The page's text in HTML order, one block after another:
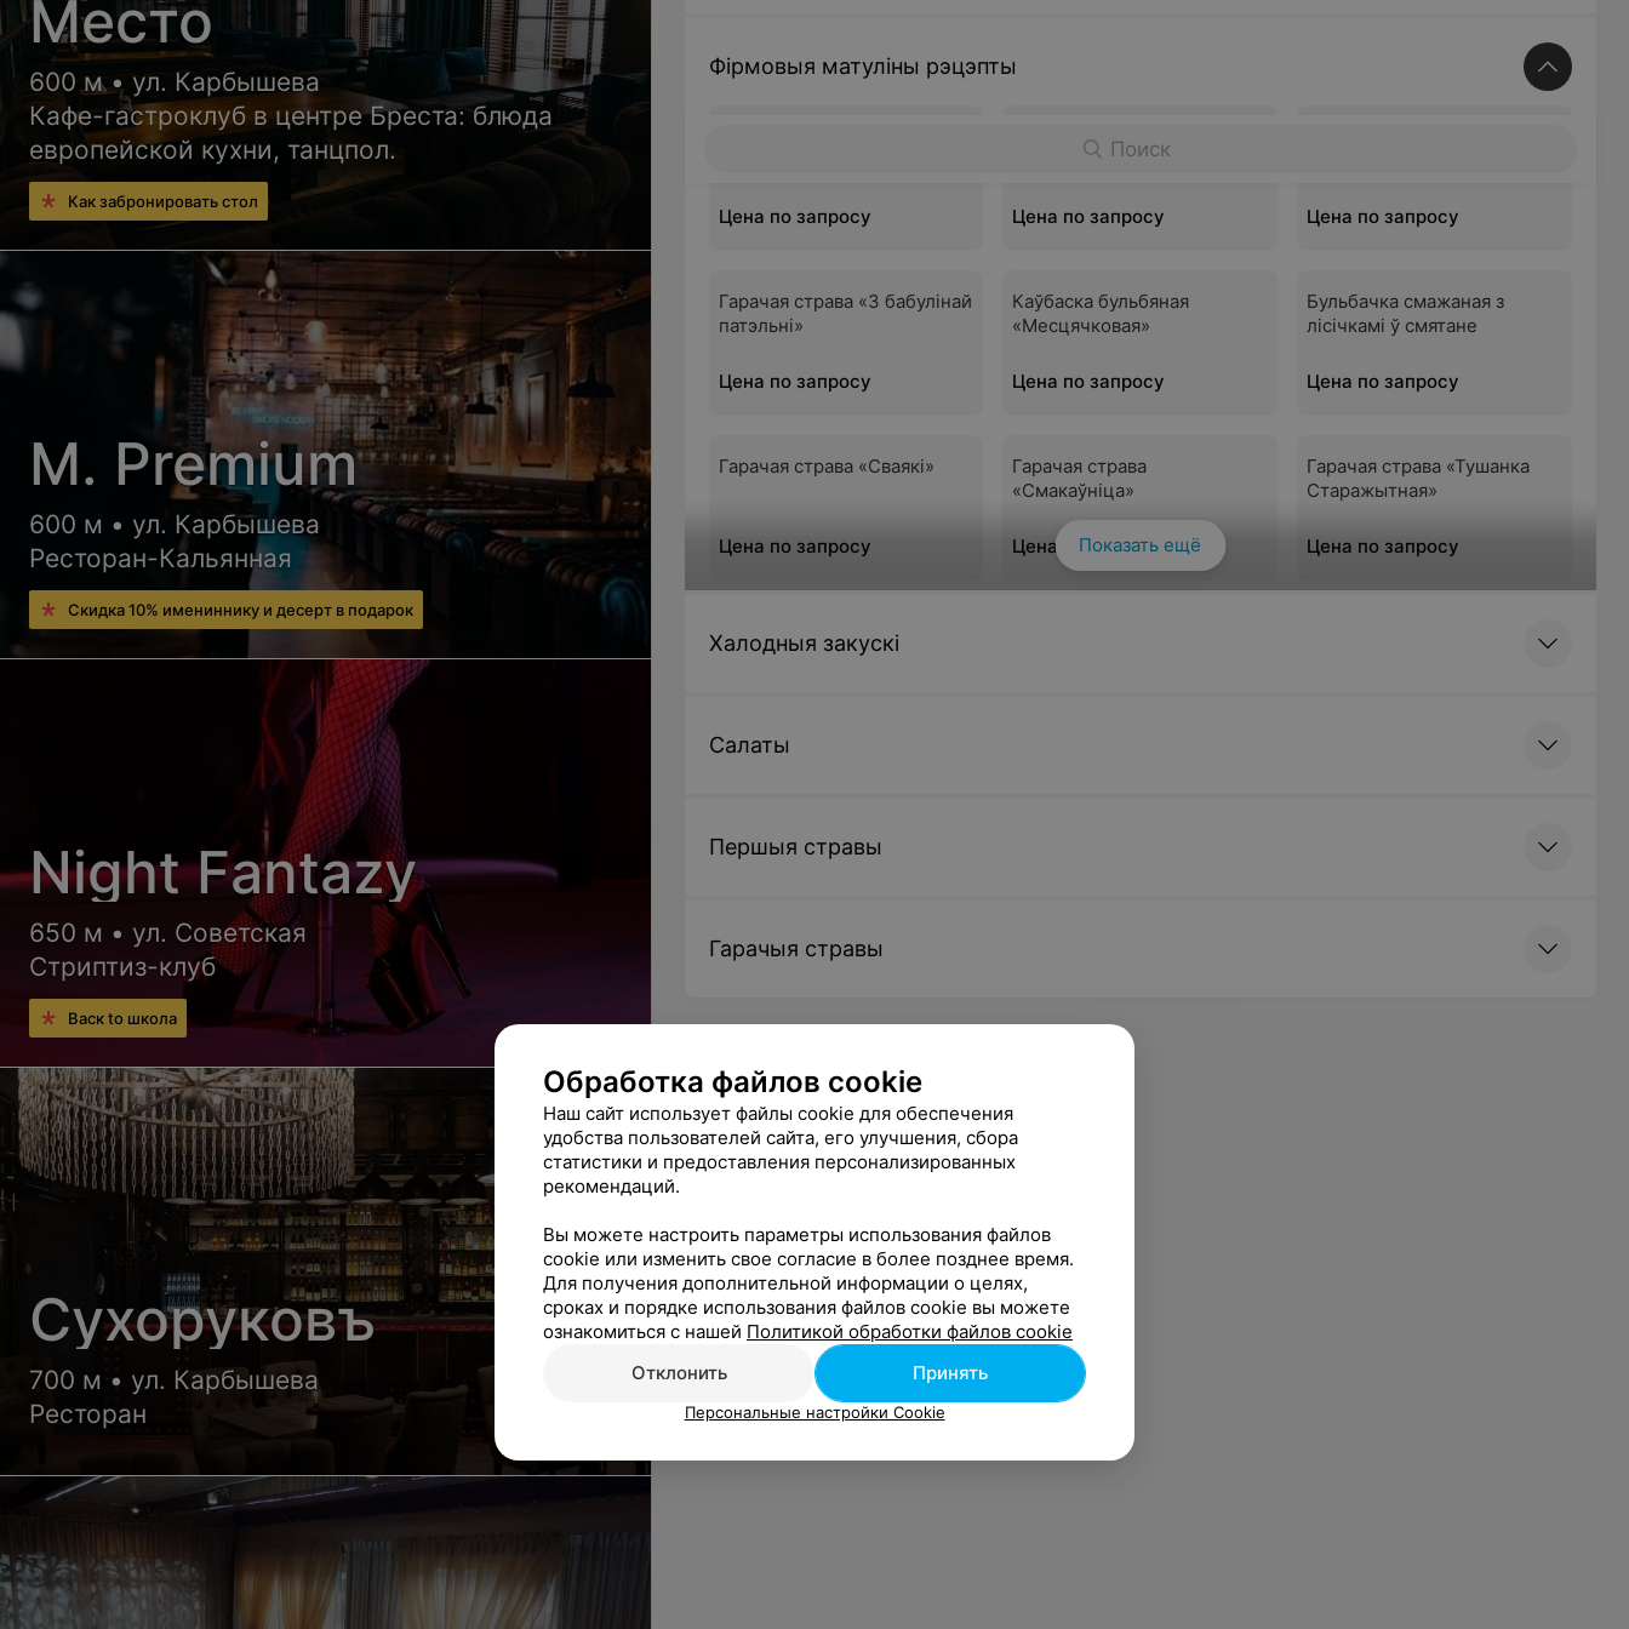
Фiрмовыя матуліны рэцэпты
Поиск
Цена по запросу
Дзеруны «Панскія»
Цена по запросу Цена по запросу
Гарачая страва «З бабулінай
патэльні»
Цена по запросу
Каўбаска бульбяная
«Месцячковая»
Цена по запросу
Бульбачка смажаная з
лісічкамі ў смятане
Цена по запросу
Гарачая страва «Сваякі»
Цена по запросу
Гарачая страва
«Смакаўніца»
Цена по запросу
Гарачая страва «Тушанка
Старажытная»
Цена по запросу
Гарачая страва «Тушанка
вясковая»
Показать ещё
Халодныя закускi
Салаты
Першыя стравы
Гарачыя стравы
Место
600 м • ул. Карбышева
Кафе-гастроклуб в центре Бреста: блюда
европейской кухни, танцпол.
Как забронировать стол
М. Premium
600 м • ул. Карбышева
Ресторан-Кальянная
Скидка 10% имениннику и десерт в подарок
Night Fantazy
650 м • ул. Советская
Стриптиз-клуб
Васк to школа
Сухоруковъ
700 м • ул. Карбышева
Ресторан
Обработка файлов cookie
Наш сайт использует файлы cookie для обеспечения
удобства пользователей сайта, его улучшения, сбора
статистики и предоставления персонализированных
рекомендаций.
Вы можете настроить параметры использования файлов
cookie или изменить свое согласие в более позднее время.
Для получения дополнительной информации о целях,
сроках и порядке использования файлов cookie вы можете
ознакомиться с нашей Политикой обработки файлов cookie
Отклонить
Принять
Персональные настройки Cookie